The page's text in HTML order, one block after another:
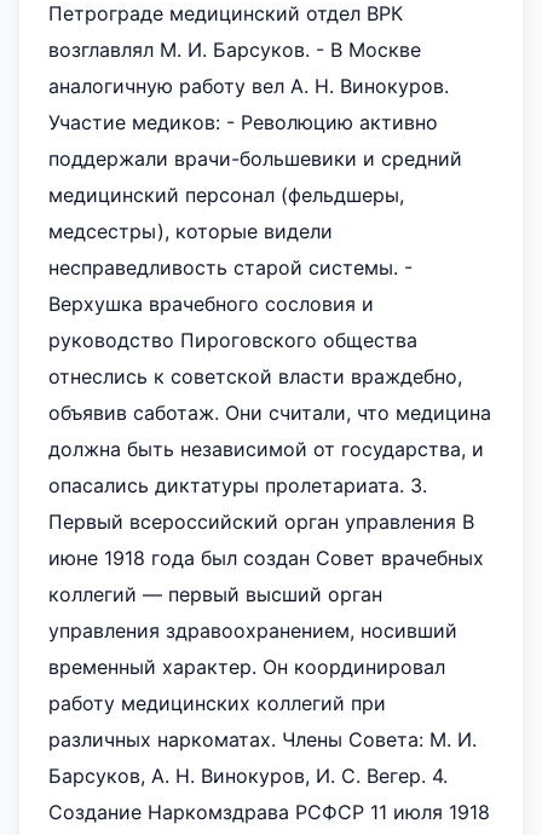
Петрограде медицинский отдел ВРК
возглавлял М. И. Барсуков. - В Москве
аналогичную работу вел А. Н. Винокуров.
Участие медиков: - Революцию активно
поддержали врачи-большевики и средний
медицинский персонал (фельдшеры,
медсестры), которые видели
несправедливость старой системы. -
Верхушка врачебного сословия и
руководство Пироговского общества
отнеслись к советской власти враждебно,
объявив саботаж. Они считали, что медицина
должна быть независимой от государства, и
опасались диктатуры пролетариата. 3.
Первый всероссийский орган управления В
июне 1918 года был создан Совет врачебных
коллегий — первый высший орган
управления здравоохранением, носивший
временный характер. Он координировал
работу медицинских коллегий при
различных наркоматах. Члены Совета: М. И.
Барсуков, А. Н. Винокуров, И. С. Вегер. 4.
Создание Наркомздрава РСФСР 11 июля 1918